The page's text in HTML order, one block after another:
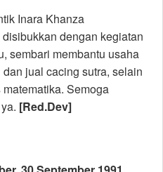
Inara Khanza
dengan kegiatan
sembari membantu usaha
jual cacing sutra, selain
Semoga
[Red.Dev]